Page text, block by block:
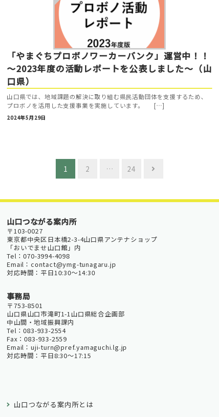
「やまぐちプロボノワーカーバンク」運営中！！
～2023年度の活動レポートを公表しました～（山
口県）
山口県では、地域課題の解決に取り組む県民活動団体を支援するため、
プロボノを活用した支援事業を実施しています。 […]
2024年5月29日
s
t
s
n
a
v
i
g
a
t
1 2 … 24
山口つながる案内所
〒103-0027
東京都中央区日本橋2-3-4山口県アンテナショップ
「おいでませ山口館」内
Tel：070-3994-4098
Email：contact@ymg-tunagaru.jp
対応時間：平日10:30～14:30
事務局
〒753-8501
山口県山口市滝町1-1山口県総合企画部
中山間・地域振興課内
Tel：083-933-2554
Fax：083-933-2559
Email：uji-turn@pref.yamaguchi.lg.jp
対応時間：平日8:30～17:15
山口つながる案内所とは